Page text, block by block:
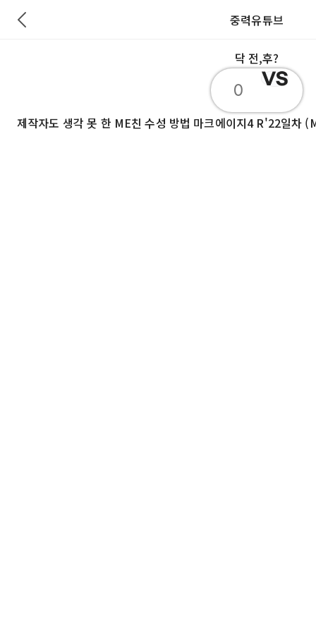
중력유튜브
닥 전,후?
제작자도 생각 못 한 ME친 수성 방법 마크에이지4 R'22일
0